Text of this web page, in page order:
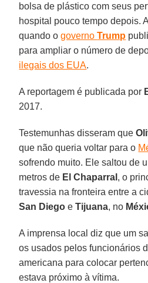
bolsa de plástico com seus
hospital pouco tempo depois.
quando ogovernoTrump
para ampliar o número de
ilegais dos EUA.
A reportagem é publicada por
2017.
Testemunhas disseram que
que não queria voltar para o
sofrendo muito. Ele saltou de
metros de El Chaparral , o
travessia na fronteira entre a
San Diego eTijuana, no
A imprensa local diz que um
os usados pelos funcionários
americana para colocar
estava próximo à vítima.